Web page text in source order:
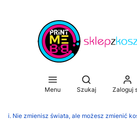
Menu
Otwórz
Szukaj Zaloguj
Nie zmienisz świata, ale możesz zmienić